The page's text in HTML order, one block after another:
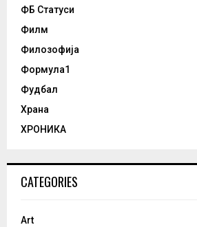
ФБ Статуси
Филм
Филозофија
Формула1
Фудбал
Храна
ХРОНИКА
CATEGORIES
Art